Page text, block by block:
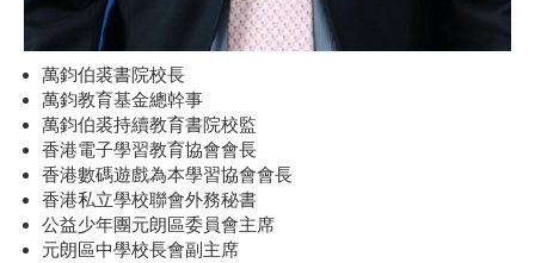
萬鈞伯裘書院校長
萬鈞教育基金總幹事
萬鈞伯裘持續教育書院校監
香港電子學習教育協會會長
香港數碼遊戲為本學習協會會長
香港私立學校聯會外務秘書
公益少年團元朗區委員會主席
元朗區中學校長會副主席